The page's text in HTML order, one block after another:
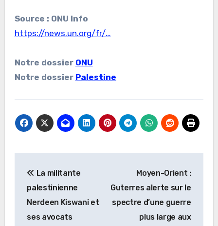
Source : ONU Info
https://news.un.org/fr/…
Notre dossier ONU
Notre dossier Palestine
de
l’article
La militante
palestinienne
Nerdeen Kiswani et
ses avocats
Moyen-Orient :
Guterres alerte sur le
spectre d’une guerre
plus large aux